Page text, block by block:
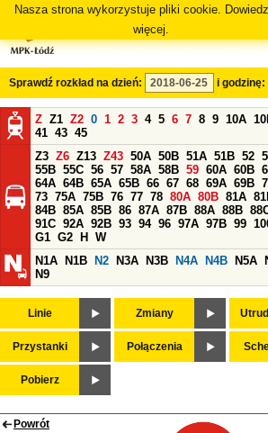
Nasza strona wykorzystuje pliki cookie.
więcej.
Sprawdź rozkład na dzień: i godzinę:
Z Z1 Z2 0 1 2 3 4 5 6 7 8 9 10A
41 43 45
Z3 Z6 Z13 Z43 50A 50B 51A 51B 52
55B 55C 56 57 58A 58B 59 60A 60B
64A 64B 65A 65B 66 67 68 69A 69B
73 75A 75B 76 77 78 80A 80B 81A
84B 85A 85B 86 87A 87B 88A 88B
91C 92A 92B 93 94 96 97A 97B 99
G1 G2 H
W
N1A
N1B N2 N3A N3B N4A N4B N5A
N9
Linie Zmiany
Przystanki Połączenia
Pobierz
Powrót